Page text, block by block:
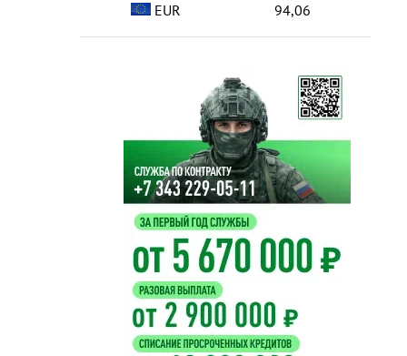
EUR
94,06